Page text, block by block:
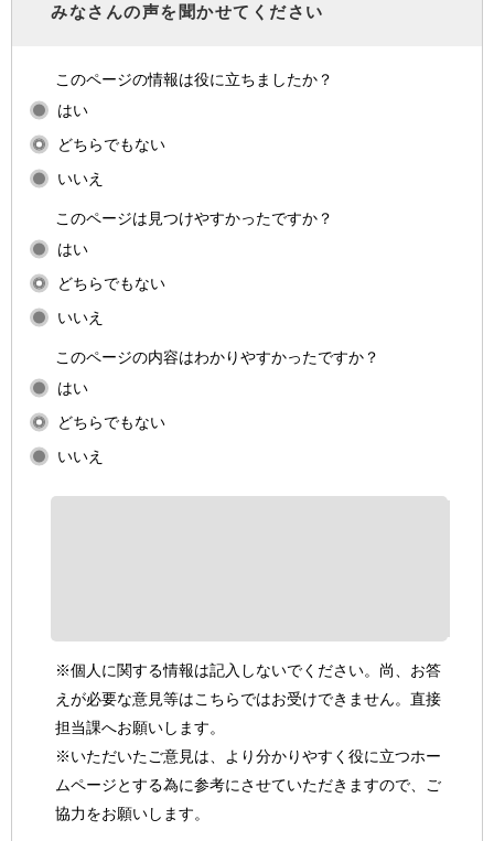
みなさんの声を聞かせてください
このページの情報は役に立ちましたか？
はい
どちらでもない
いいえ
このページは見つけやすかったですか？
はい
どちらでもない
いいえ
このページの内容はわかりやすかったですか？
はい
どちらでもない
いいえ
※個人に関する情報は記入しないでください。尚、お答
えが必要な意見等はこちらではお受けできません。直接
担当課へお願いします。
※いただいたご意見は、より分かりやすく役に立つホー
ムページとする為に参考にさせていただきますので、ご
協力をお願いします。